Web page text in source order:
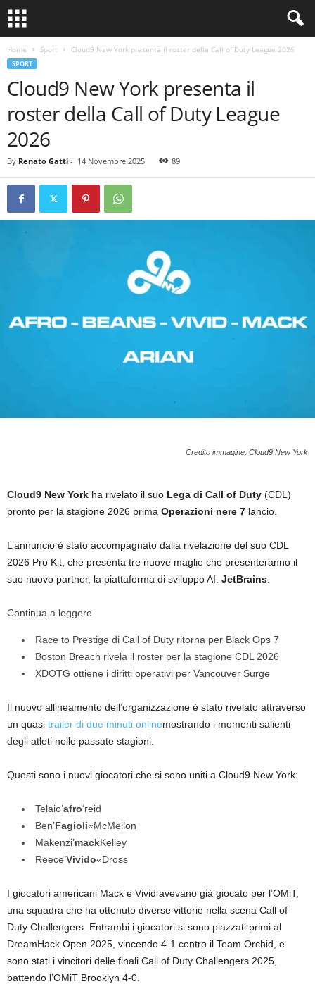
Home Sport Cloud9 New York presenta il roster della Call of Duty League 2026
SPORT
Cloud9 New York presenta il
roster della Call of Duty League
2026
By Renato Gatti - 14 Novembre 2025 89
Credito immagine: Cloud9 New York
Cloud9 New York ha rivelato il suo Lega di Call of Duty (CDL)
pronto per la stagione 2026 prima Operazioni nere 7 lancio.
L’annuncio è stato accompagnato dalla rivelazione del suo CDL
2026 Pro Kit, che presenta tre nuove maglie che presenteranno il
suo nuovo partner, la piattaforma di sviluppo AI. JetBrains
Continua a leggere
Race to Prestige di Call of Duty ritorna per Black Ops 7
Boston Breach rivela il roster per la stagione CDL 2026
XDOTG ottiene i diritti operativi per Vancouver Surge
Il nuovo allineamento dell’organizzazione è stato rivelato attraverso
un quasi trailer di due minuti onlinemostrando i momenti salienti
degli atleti nelle passate stagioni.
Questi sono i nuovi giocatori che si sono uniti a Cloud9 New York:
Telaio’afro‘reid
Ben’Fagioli«McMellon
Makenzi’mackKelley
Reece’Vivido«Dross
I giocatori americani Mack e Vivid avevano già giocato per l’OMiT,
una squadra che ha ottenuto diverse vittorie nella scena Call of
Duty Challengers. Entrambi i giocatori si sono piazzati primi al
DreamHack Open 2025, vincendo 4-1 contro il Team Orchid, e
sono stati i vincitori delle finali Call of Duty Challengers 2025,
battendo l’OMiT Brooklyn 4-0.